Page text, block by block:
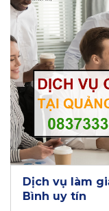
Dịch vụ làm
Bình uy tín